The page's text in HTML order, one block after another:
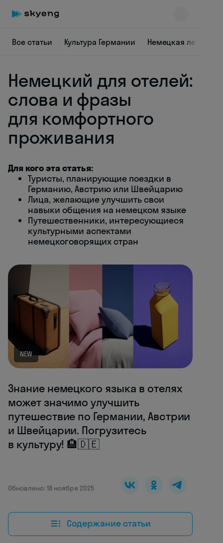
Все статьи Культура Германии Немецкая лексика
Немецкий для отелей:
слова и фразы
для комфортного
проживания
Для кого эта статья:
Туристы, планирующие поездки в
Германию, Австрию или Швейцарию
Лица, желающие улучшить свои
навыки общения на немецком языке
Путешественники, интересующиеся
культурными аспектами
немецкоговорящих стран
NEW
Знание немецкого языка в отелях
может значимо улучшить
путешествие по Германии, Австрии
и Швейцарии. Погрузитесь
в культуру! 🏨🇩🇪
Обновлено: 18 ноября 2025
Содержание статьи
online